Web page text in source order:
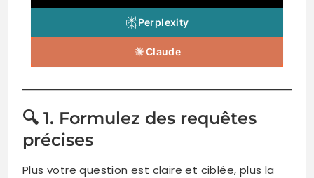
Perplexity
Claude
🔍 1. Formulez des requêtes
précises
Plus votre question est claire et ciblée, plus la